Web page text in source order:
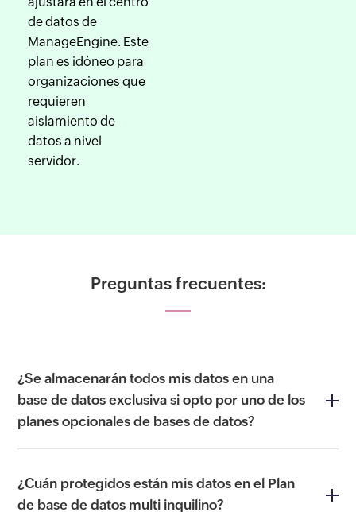
de datos de
ManageEngine. Este
plan es idóneo para
organizaciones que
requieren
aislamiento de
datos a nivel
servidor.
Preguntas frecuentes:
¿Se almacenarán todos mis datos en una
base de datos exclusiva si opto por uno de los
planes opcionales de bases de datos?
¿Cuán protegidos están mis datos en el Plan
de base de datos multi inquilino?